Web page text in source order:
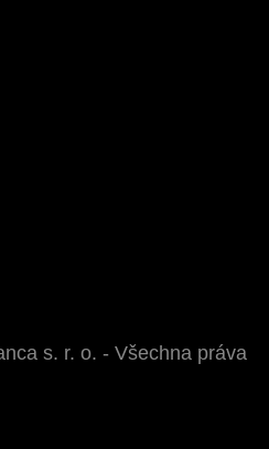
s. r. o. - Všechna práva